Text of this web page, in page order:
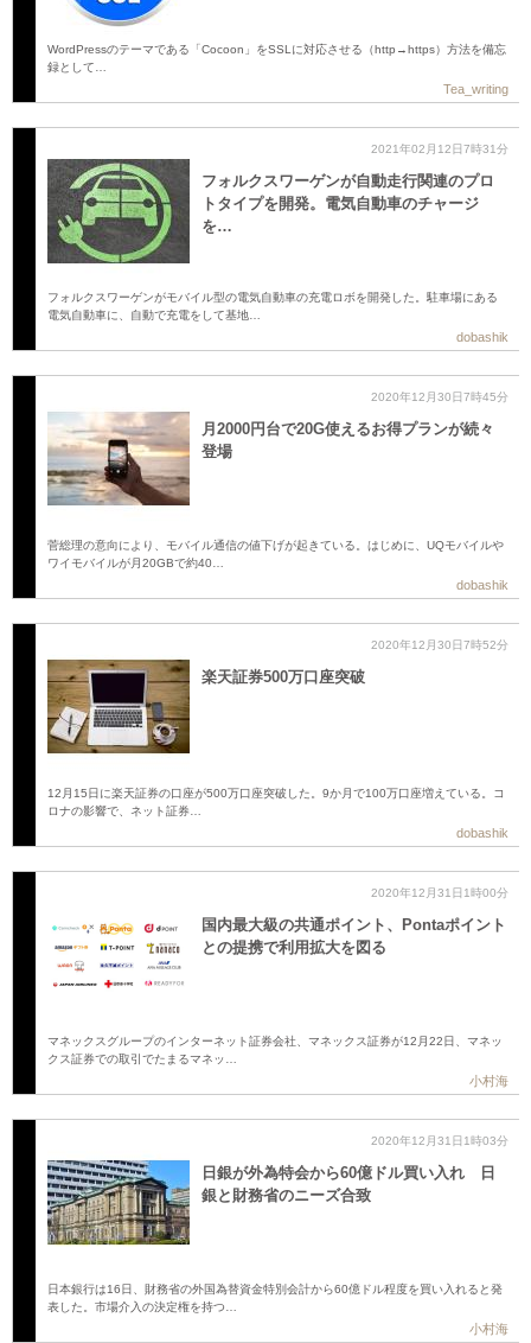
WordPressのテーマである「Cocoon」をSSLに対応させる（http→https）方法を備忘
録として…
Tea_writing
2021年02月12日7時31分
フォルクスワーゲンが自動走行関連のプロ
トタイプを開発。電気自動車のチャージ
を…
フォルクスワーゲンがモバイル型の電気自動車の充電ロボを開発した。駐車場にある
電気自動車に、自動で充電をして基地…
dobashik
2020年12月30日7時45分
月2000円台で20G使えるお得プランが続々
登場
菅総理の意向により、モバイル通信の値下げが起きている。はじめに、UQモバイルや
ワイモバイルが月20GBで約40…
dobashik
2020年12月30日7時52分
楽天証券500万口座突破
12月15日に楽天証券の口座が500万口座突破した。9か月で100万口座増えている。コ
ロナの影響で、ネット証券…
dobashik
2020年12月31日1時00分
国内最大級の共通ポイント、Pontaポイント
との提携で利用拡大を図る
マネックスグループのインターネット証券会社、マネックス証券が12月22日、マネッ
クス証券での取引でたまるマネッ…
小村海
2020年12月31日1時03分
日銀が外為特会から60億ドル買い入れ 日
銀と財務省のニーズ合致
日本銀行は16日、財務省の外国為替資金特別会計から60億ドル程度を買い入れると発
表した。市場介入の決定権を持つ…
小村海